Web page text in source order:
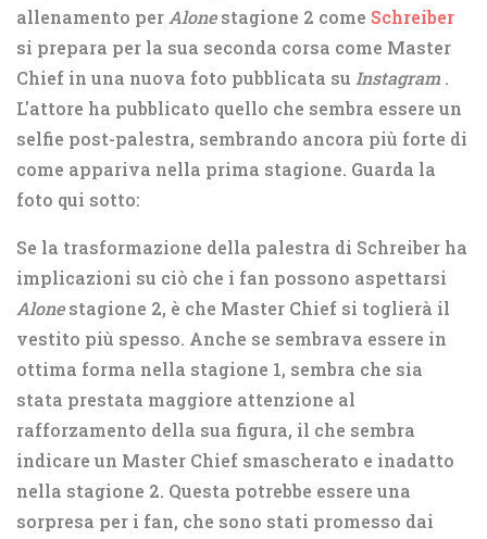
allenamento per Alonestagione 2 come Schreiber
si prepara per la sua seconda corsa come Master
Chief in una nuova foto pubblicata su Instagram .
L'attore ha pubblicato quello che sembra essere un
selfie post-palestra, sembrando ancora più forte di
come appariva nella prima stagione. Guarda la
foto qui sotto:
Se la trasformazione della palestra di Schreiber ha
implicazioni su ciò che i fan possono aspettarsi
Alonestagione 2, è che Master Chief si toglierà il
vestito più spesso. Anche se sembrava essere in
ottima forma nella stagione 1, sembra che sia
stata prestata maggiore attenzione al
rafforzamento della sua figura, il che sembra
indicare un Master Chief smascherato e inadatto
nella stagione 2. Questa potrebbe essere una
sorpresa per i fan, che sono stati promesso dai